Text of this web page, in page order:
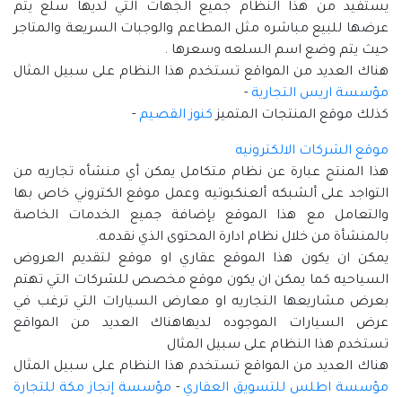
يستفيد من هذا النظام جميع الجهات التي لديها سلع يتم
عرضها للبيع مباشره مثل المطاعم والوجبات السريعة والمتاجر
حيث يتم وضع اسم السلعه وسعرها .
هناك العديد من المواقع تستخدم هذا النظام على سبيل المثال
مؤسسة اريس التجارية -
كذلك موقع المنتجات المتميزكنوز القصيم -
موقع الشركات الالكترونيه
هذا المنتج عبارة عن نظام متكامل يمكن أي منشأه تجاريه من
التواجد على ألشبكه ألعنكبوتيه وعمل موقع الكتروني خاص بها
والتعامل مع هذا الموقع بإضافة جميع الخدمات الخاصة
بالمنشأة من خلال نظام ادارة المحتوى الذي نقدمه.
يمكن ان يكون هذا الموقع عقاري او موقع لتقديم العروض
السياحيه كما يمكن ان يكون موقع مخصص للشركات التي تهتم
بعرض مشاريعها التجاريه او معارض السيارات التي ترغب في
عرض السيارات الموجوده لديهاهناك العديد من المواقع
تستخدم هذا النظام على سبيل المثال
هناك العديد من المواقع تستخدم هذا النظام على سبيل المثال
مؤسسة اطلس للتسويق العقاري - مؤسسة إنجاز مكة للتجارة